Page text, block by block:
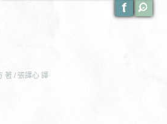
著 / 張譯心 譯